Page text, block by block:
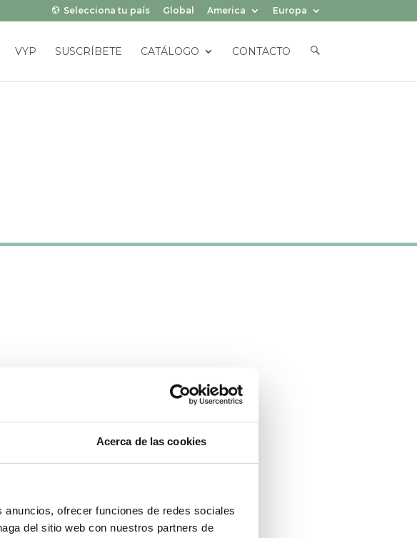
Acerca de las cookies
ofrecer funciones de redes sociales
del sitio web con nuestros partners de
Selecciona tu país Global America Europa
VYP SUSCRÍBETE CATÁLOGO CONTACTO
M